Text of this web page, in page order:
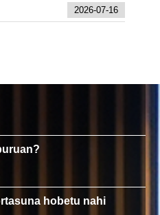
2026-07-16
hobetu nahi